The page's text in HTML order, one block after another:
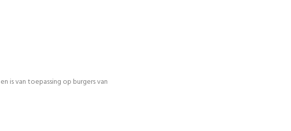
is van toepassing op burgers van